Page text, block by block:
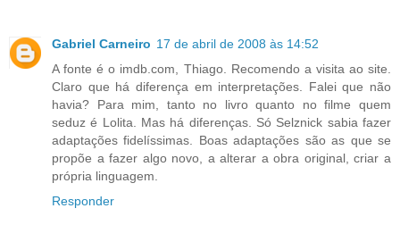
Gabriel Carneiro 17 de abril de 2008 às 14:52
A fonte é o imdb.com, Thiago. Recomendo a visita ao site.
Claro que há diferença em interpretações. Falei que não
havia? Para mim, tanto no livro quanto no filme quem
seduz é Lolita. Mas há diferenças. Só Selznick sabia fazer
adaptações fidelíssimas. Boas adaptações são as que se
propõe a fazer algo novo, a alterar a obra original, criar a
própria linguagem.
Responder